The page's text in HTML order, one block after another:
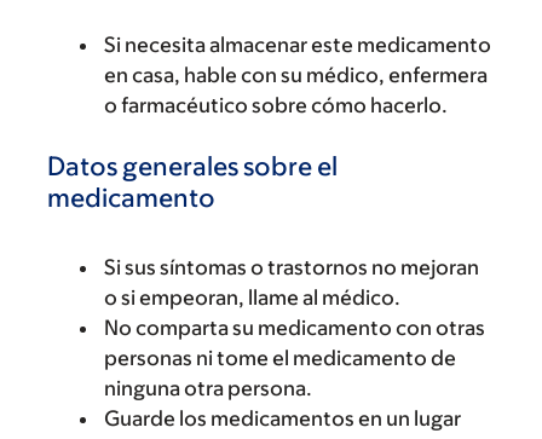
Si necesita almacenar este medicamento
en casa, hable con su médico, enfermera
o farmacéutico sobre cómo hacerlo.
Datos generales sobre el
medicamento
Si sus síntomas o trastornos no mejoran
o si empeoran, llame al médico.
No comparta su medicamento con otras
personas ni tome el medicamento de
ninguna otra persona.
Guarde los medicamentos en un lugar